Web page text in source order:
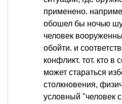
применено.
обошел бы ночью
человек
обойти. и
конфликт. тот. кто в
может стараться
столкновения,
условный "человек